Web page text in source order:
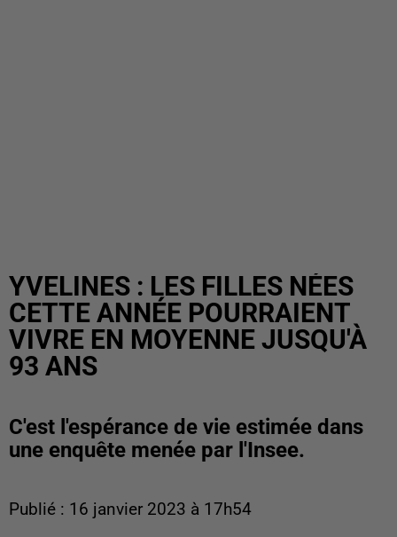
YVELINES : LES FILLES NÉES
CETTE ANNÉE POURRAIENT
VIVRE EN MOYENNE JUSQU'À
93 ANS
C'est l'espérance de vie estimée dans
une enquête menée par l'Insee.
Publié : 16 janvier 2023 à 17h54